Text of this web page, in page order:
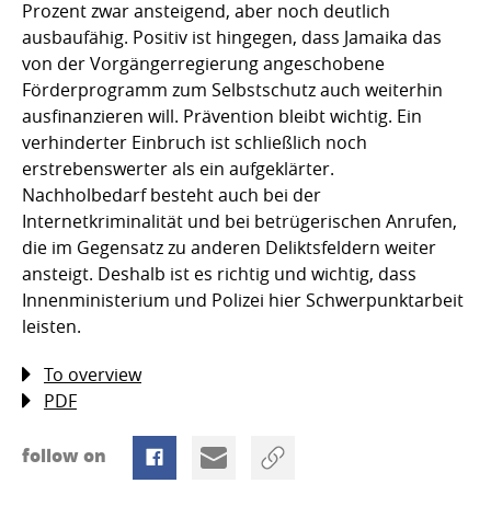
Prozent zwar ansteigend, aber noch deutlich
ausbaufähig. Positiv ist hingegen, dass Jamaika das
von der Vorgängerregierung angeschobene
Förderprogramm zum Selbstschutz auch weiterhin
ausfinanzieren will. Prävention bleibt wichtig. Ein
verhinderter Einbruch ist schließlich noch
erstrebenswerter als ein aufgeklärter.
Nachholbedarf besteht auch bei der
Internetkriminalität und bei betrügerischen Anrufen,
die im Gegensatz zu anderen Deliktsfeldern weiter
ansteigt. Deshalb ist es richtig und wichtig, dass
Innenministerium und Polizei hier Schwerpunktarbeit
leisten.
To overview
PDF
follow on